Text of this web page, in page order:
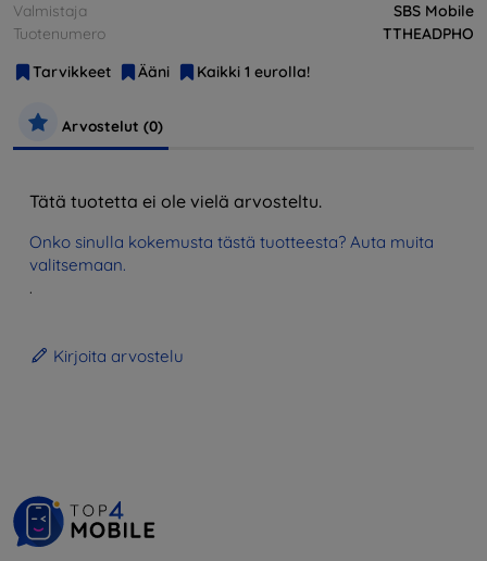
Valmistaja
SBS Mobile
Tuotenumero
TTHEADPHO
Tarvikkeet
Ääni Kaikki 1 eurolla!
Arvostelut (0)
Tätä tuotetta ei ole vielä arvosteltu.
Onko sinulla kokemusta tästä tuotteesta? Auta muita
valitsemaan.
.
Kirjoita arvostelu